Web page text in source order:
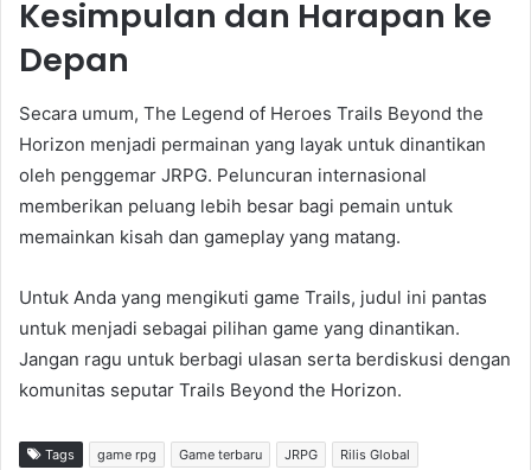
Kesimpulan dan Harapan ke
Depan
Secara umum, The Legend of Heroes Trails Beyond the
Horizon menjadi permainan yang layak untuk dinantikan
oleh penggemar JRPG. Peluncuran internasional
memberikan peluang lebih besar bagi pemain untuk
memainkan kisah dan gameplay yang matang.
Untuk Anda yang mengikuti game Trails, judul ini pantas
untuk menjadi sebagai pilihan game yang dinantikan.
Jangan ragu untuk berbagi ulasan serta berdiskusi dengan
komunitas seputar Trails Beyond the Horizon.
Tags game rpg Game terbaru JRPG
Rilis Global